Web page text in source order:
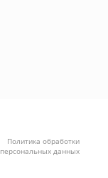
Политика обработки
персональных данных